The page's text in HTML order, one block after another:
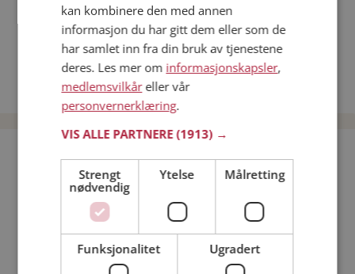
Flere singlekvinner fra Hammerfest:Lezeil, Katrine,
Menn fra Hammerfest
Date kvinner i Norge
Date menn i Norge
Bli medlem gratis!
Jeg er en: Mann Kvinne
Min alder:
kan kombinere den med annen
informasjon du har gitt dem eller som de
har samlet inn fra din bruk av tjenestene
deres. Les mer om informasjonskapsler,
medlemsvilkåreller vår
personvernerklæring.
VIS ALLE PARTNERE(1913) →
Strengt
nødvendig
Ytelse Målretting
Funksjonalitet Ugradert